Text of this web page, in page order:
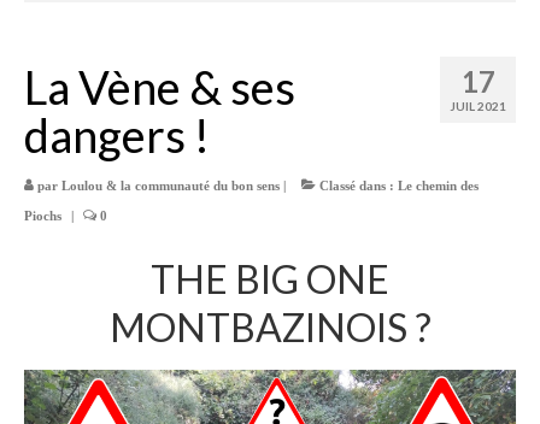
Blog & Fil d’actualités du chemin
des Piochs
Pluies & Inondations
Sols argileux :
Historique parcelles TROUCHE
Actes notariés & Chemin des Piochs de A à Z
Mur de soutènement & limites de propriété
art. 653
17
JUIL 2021
La Vène & ses
dangers !
par Loulou & la communauté du bon sens | Classé dans : Le chemin des
Piochs | 0
THE BIG ONE
MONTBAZINOIS ?